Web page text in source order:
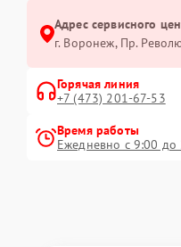
Адрес сервисного
г. Воронеж, Пр.
Горячая линия
+7 (473) 201-67-53
Время работы
Ежедневно с 9:00 до